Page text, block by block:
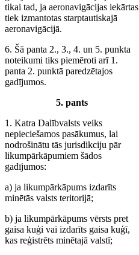
tikai tad, ja aeronavigācijas iekārtas
tiek izmantotas starptautiskajā
aeronavigācijā.
6. Šā panta 2., 3., 4. un 5. punkta
noteikumi tiks piemēroti arī 1.
panta 2. punktā paredzētajos
gadījumos.
5. pants
1. Katra Dalībvalsts veiks
nepieciešamos pasākumus, lai
nodrošinātu tās jurisdikciju pār
likumpārkāpumiem šādos
gadījumos:
a) ja likumpārkāpums izdarīts
minētās valsts teritorijā;
b) ja likumpārkāpums vērsts pret
gaisa kuģi vai izdarīts gaisa kuģī,
kas reģistrēts minētajā valstī;